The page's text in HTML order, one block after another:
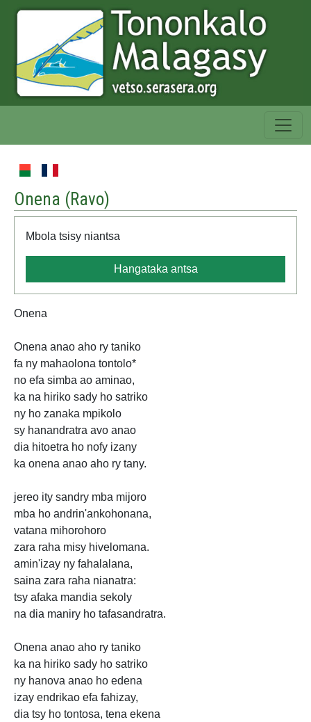
Onena (Ravo)
Mbola tsisy niantsa
Hangataka antsa
Onena
Onena anao aho ry taniko
fa ny mahaolona tontolo*
no efa simba ao aminao,
ka na hiriko sady ho satriko
ny ho zanaka mpikolo
sy hanandratra avo anao
dia hitoetra ho nofy izany
ka onena anao aho ry tany.
jereo ity sandry mba mijoro
mba ho andrin'ankohonana,
vatana mihorohoro
zara raha misy hivelomana.
amin'izay ny fahalalana,
saina zara raha nianatra:
tsy afaka mandia sekoly
na dia maniry ho tafasandratra.
Onena anao aho ry taniko
ka na hiriko sady ho satriko
ny hanova anao ho edena
izay endrikao efa fahizay,
dia tsy ho tontosa, tena ekena